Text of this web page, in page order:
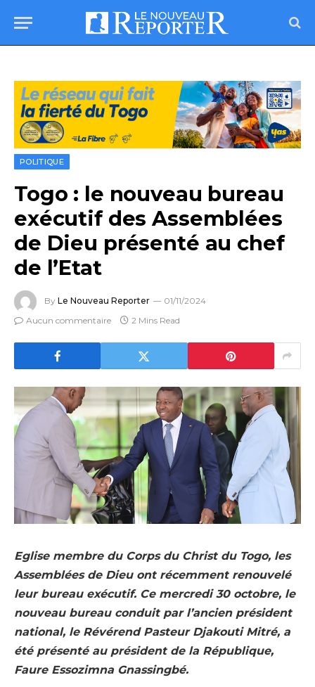
POLITIQUE
Togo : le nouveau bureau
exécutif des Assemblées
de Dieu présenté au chef
de l’Etat
By Le Nouveau Reporter
01/11/2024
Aucun commentaire
2 Mins Read
Eglise membre du Corps du Christ du Togo, les
Assemblées de Dieu ont récemment renouvelé
leur bureau exécutif. Ce mercredi 30 octobre, le
nouveau bureau conduit par l’ancien président
national, le Révérend Pasteur Djakouti Mitré, a
été présenté au président de la République,
Faure Essozimna Gnassingbé.